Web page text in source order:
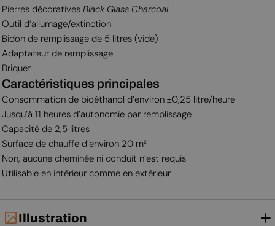
Pierres décoratives Black Glass Charcoal
Outil d’allumage/extinction
Bidon de remplissage de 5 litres (vide)
Adaptateur de remplissage
Briquet
Caractéristiques principales
Consommation de bioéthanol d’environ ±0,25 litre/heure
Jusqu’à 11 heures d’autonomie par remplissage
Capacité de 2,5 litres
Surface de chauffe d’environ 20 m²
Non, aucune cheminée ni conduit n’est requis
Utilisable en intérieur comme en extérieur
Illustration